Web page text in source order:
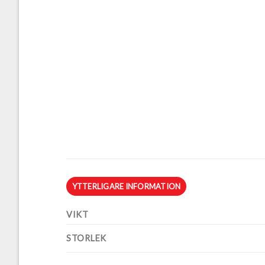
YTTERLIGARE INFORMATION
VIKT
STORLEK